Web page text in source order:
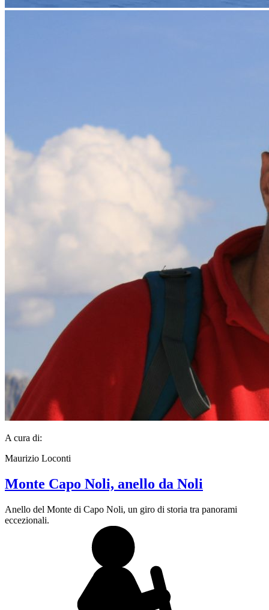
A cura di:
Maurizio Loconti
Monte Capo Noli, anello da Noli
Anello del Monte di Capo Noli, un giro di storia tra panorami
eccezionali.